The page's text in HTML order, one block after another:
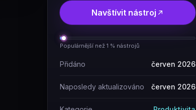
Navštívit nástroj
Populárnější než 1 % nástrojů
Přidáno červen 2026
Naposledy aktualizováno červen 2026